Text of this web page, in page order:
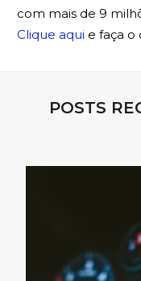
com mais de 9
Clique aqui e faça o
POSTS